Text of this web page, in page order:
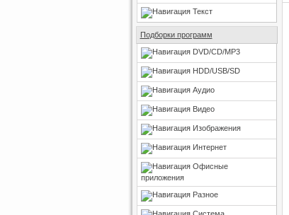
Текст
Подборки программ
DVD/CD/MP3
HDD/USB/SD
Аудио
Видео
Изображения
Интернет
Офисные
приложения
Разное